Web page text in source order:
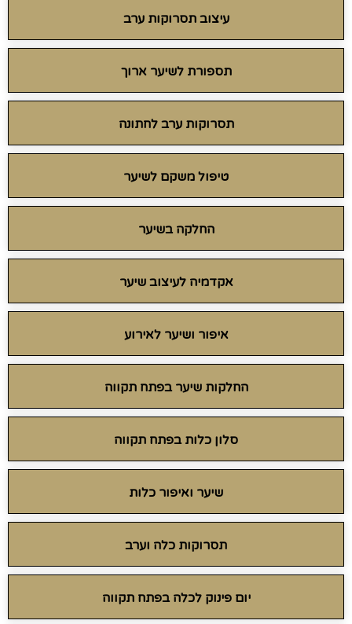
עיצוב תסרוקות ערב
תספורת לשיער ארוך
תסרוקות ערב לחתונה
טיפול משקם לשיער
החלקה בשיער
אקדמיה לעיצוב שיער
איפור ושיער לאירוע
החלקות שיער בפתח תקווה
סלון כלות בפתח תקווה
שיער ואיפור כלות
תסרוקות כלה וערב
יום פינוק לכלה בפתח תקווה